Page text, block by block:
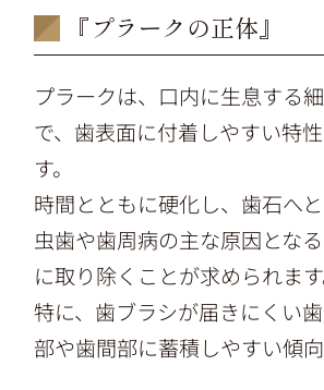
『プラークの正体』
プラークは、口内に生息する
で、歯表面に付着しやすい特
す。
時間とともに硬化し、歯石へと
虫歯や歯周病の主な原因とな
に取り除くことが求められます
特に、歯ブラシが届きにくい
部や歯間部に蓄積しやすい傾向